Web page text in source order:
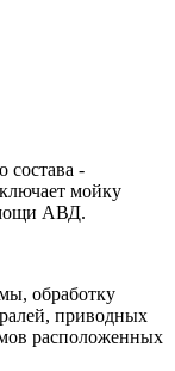
состава -
мойку
АВД.
обработку
приводных
расположенных